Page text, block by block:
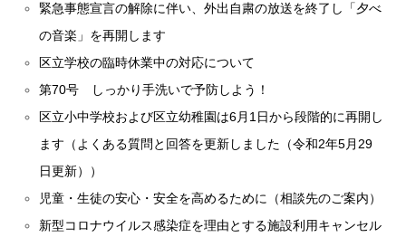
緊急事態宣言の解除に伴い、外出自粛の放送を終了し「夕べ
の音楽」を再開します
区立学校の臨時休業中の対応について
第70号 しっかり手洗いで予防しよう！
区立小中学校および区立幼稚園は6月1日から段階的に再開し
ます（よくある質問と回答を更新しました（令和2年5月29
日更新））
児童・生徒の安心・安全を高めるために（相談先のご案内）
新型コロナウイルス感染症を理由とする施設利用キャンセル